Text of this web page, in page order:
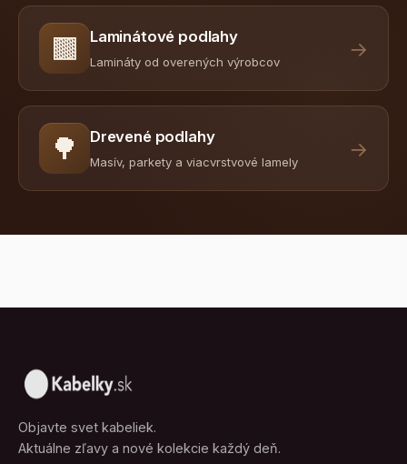
🟫 Laminátové podlahy
Lamináty od overených výrobcov
→
🌳 Drevené podlahy
Masív, parkety a viacvrstvové lamely
→
Objavte svet kabeliek.
Aktuálne zľavy a nové kolekcie každý deň.